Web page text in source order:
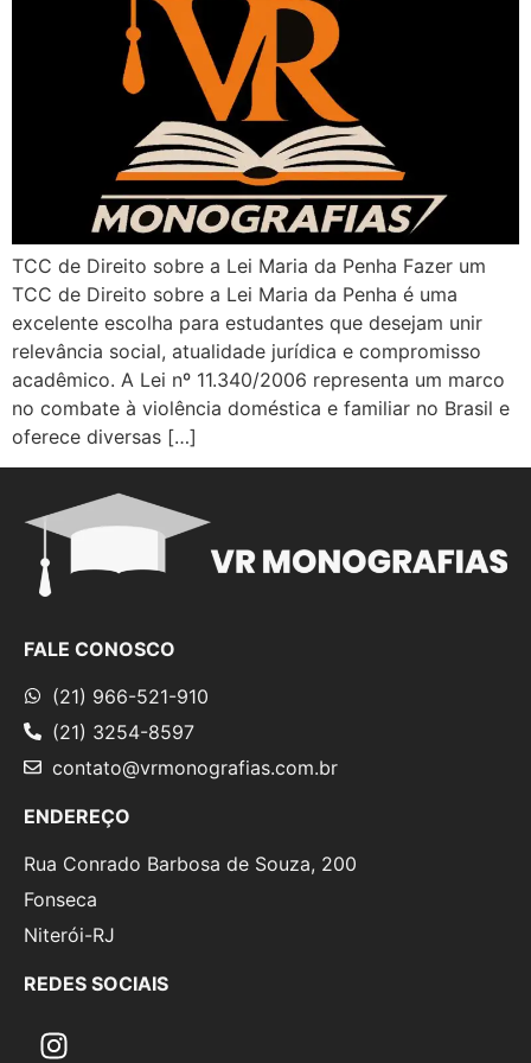
TCC de Direito sobre a Lei Maria da Penha Fazer um
TCC de Direito sobre a Lei Maria da Penha é uma
excelente escolha para estudantes que desejam unir
relevância social, atualidade jurídica e compromisso
acadêmico. A Lei nº 11.340/2006 representa um marco
no combate à violência doméstica e familiar no Brasil e
oferece diversas […]
FALE CONOSCO
(21) 966-521-910
(21) 3254-8597
contato@vrmonografias.com.br
ENDEREÇO
Rua Conrado Barbosa de Souza, 200
Fonseca
Niterói-RJ
REDES SOCIAIS